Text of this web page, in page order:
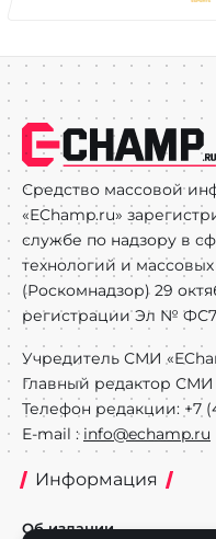
Средство массовой
«EChamp.ru»
службе по надзору в
технологий и
(Роскомнадзор) 29
регистрации Эл №
Учредитель СМИ
Главный редактор СМИ
Телефон редакции: +7
E-mail : info@echamp.ru
Информация
Об издании